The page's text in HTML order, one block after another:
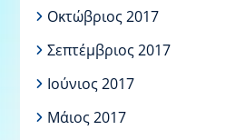
Οκτώβριος 2017
Σεπτέμβριος 2017
Ιούνιος 2017
Μάιος 2017